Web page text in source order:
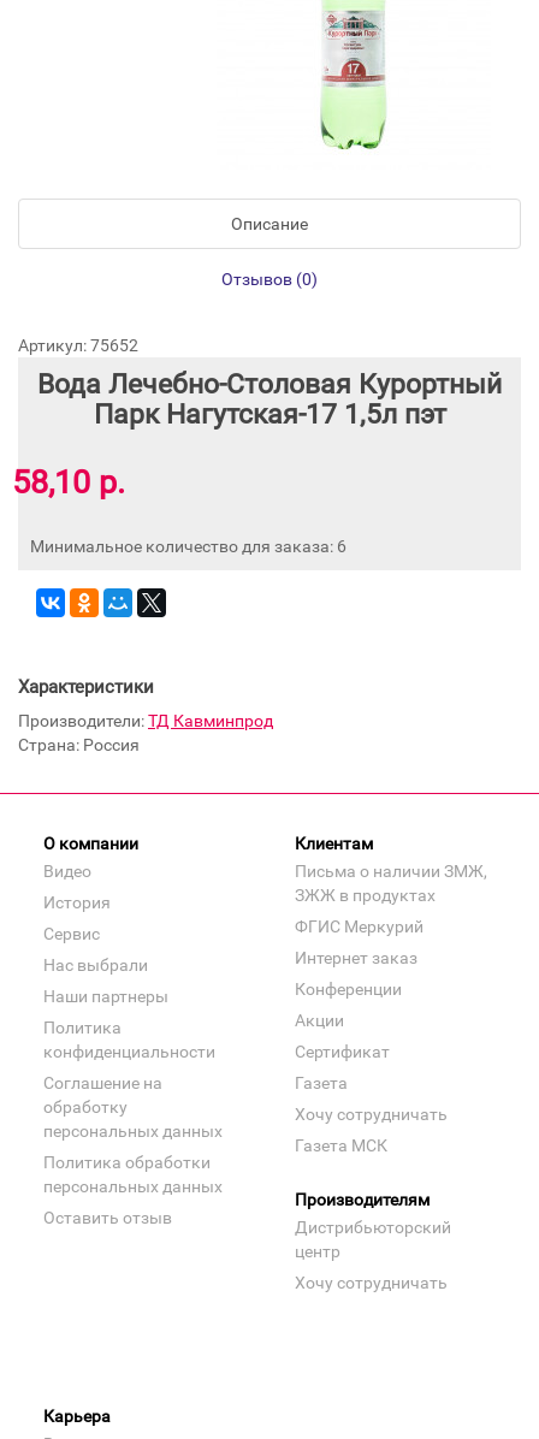
Описание
Отзывов (0)
Артикул: 75652
Вода Лечебно-Столовая Курортный
Парк Нагутская-17 1,5л пэт
58,10 р.
Минимальное количество для заказа: 6
Характеристики
Производители:ТД Кавминпрод
Страна: Россия
О компании
Видео
История
Сервис
Нас выбрали
Наши партнеры
Политика
конфиденциальности
Соглашение на
обработку
персональных данных
Политика обработки
персональных данных
Оставить отзыв
Клиентам
Письма о наличии ЗМЖ,
ЗЖЖ в продуктах
ФГИС Меркурий
Интернет заказ
Конференции
Акции
Сертификат
Газета
Хочу сотрудничать
Газета МСК
Производителям
Дистрибьюторский
центр
Хочу сотрудничать
Карьера